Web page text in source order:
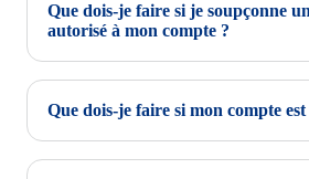
Que dois-je faire si je soupçonne
autorisé à mon compte ?
Que dois-je faire si mon compte